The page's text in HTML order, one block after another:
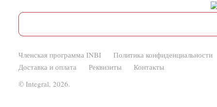
Членская программа INBI
Политика конфиденциальности
Доставка и оплата
Реквизиты
Контакты
© Integral, 2026.